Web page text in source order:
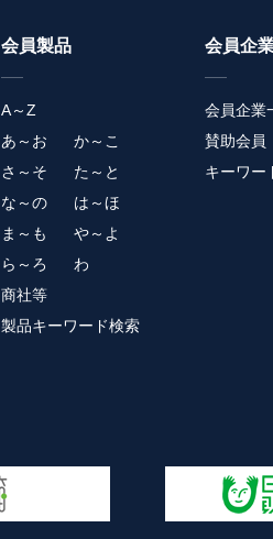
会員製品
A～Z
あ～お
か～こ
さ～そ
た～と
な～の
は～ほ
ま～も
や～よ
ら～ろ
わ
商社等
製品キーワード検索
会員企
会員企業
賛助会員
キーワー